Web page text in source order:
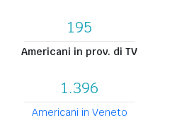
195
Americani in prov. di TV
1.396
Americani in Veneto